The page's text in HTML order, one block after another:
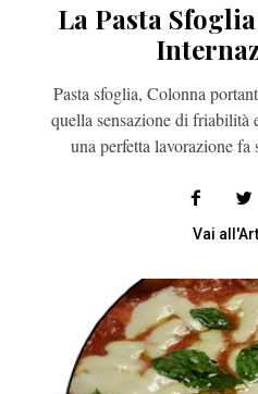
La Pasta
Pasta sfoglia, Colonna
quella sensazione di friabilità
una perfetta lavorazione
Vai